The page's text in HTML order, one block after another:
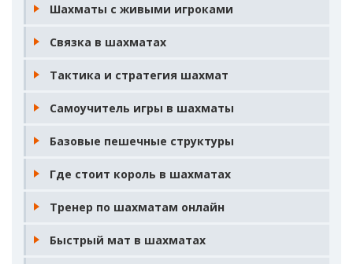
Шахматы с живыми игроками
Связка в шахматах
Тактика и стратегия шахмат
Самоучитель игры в шахматы
Базовые пешечные структуры
Где стоит король в шахматах
Тренер по шахматам онлайн
Быстрый мат в шахматах